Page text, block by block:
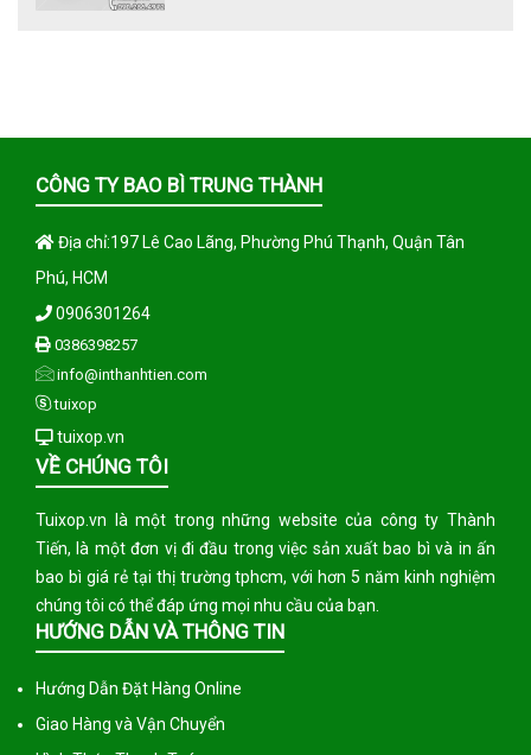
CÔNG TY BAO BÌ TRUNG THÀNH
Địa chỉ:197 Lê Cao Lãng, Phường Phú Thạnh, Quận Tân
Phú, HCM
0906301264
0386398257
info@inthanhtien.com
tuixop
tuixop.vn
VỀ CHÚNG TÔI
Tuixop.vn là một trong những website của công ty Thành
Tiến, là một đơn vị đi đầu trong việc sản xuất bao bì và in ấn
bao bì giá rẻ tại thị trường tphcm, với hơn 5 năm kinh nghiệm
chúng tôi có thể đáp ứng mọi nhu cầu của bạn.
HƯỚNG DẪN VÀ THÔNG TIN
Hướng Dẫn Đặt Hàng Online
Giao Hàng và Vận Chuyển